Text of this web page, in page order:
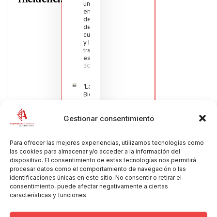
Gestionar consentimiento
Para ofrecer las mejores experiencias, utilizamos tecnologías como
las cookies para almacenar y/o acceder a la información del
dispositivo. El consentimiento de estas tecnologías nos permitirá
procesar datos como el comportamiento de navegación o las
identificaciones únicas en este sitio. No consentir o retirar el
consentimiento, puede afectar negativamente a ciertas
características y funciones.
una moción
en defensa
del sector
de la
cuchillería
y la navaja
tradicional
española
30/07/2026
‘La
Bienvenida’,
estampa de
de la Virgen
Muñoz
Muñoz,
anuncia las
Fiestas
Patronales
2026
30/07/2026